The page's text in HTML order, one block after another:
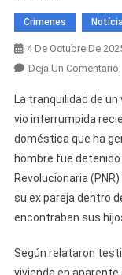
Crimenes
4 De Octubre De
Deja Un Comentario
La tranquilidad de un
vio interrumpida
doméstica que ha
hombre fue detenido
Revolucionaria
su ex pareja dentro
encontraban sus
Según relataron